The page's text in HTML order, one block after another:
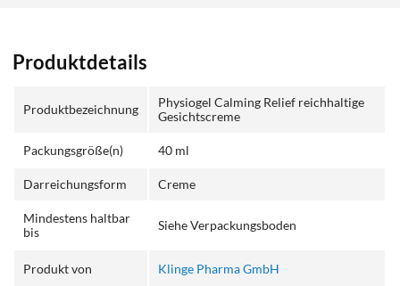
Produktdetails
Produktbezeichnung
Physiogel Calming Relief reichhaltige
Gesichtscreme
Packungsgröße(n) 40 ml
Darreichungsform Creme
Mindestens haltbar
bis
Siehe Verpackungsboden
Produkt von Klinge Pharma GmbH